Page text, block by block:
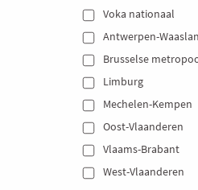
Voka nationaal
Antwerpen-
Brusselse
Limburg
Mechelen-Kempen
Oost-Vlaanderen
Vlaams-Brabant
West-Vlaanderen